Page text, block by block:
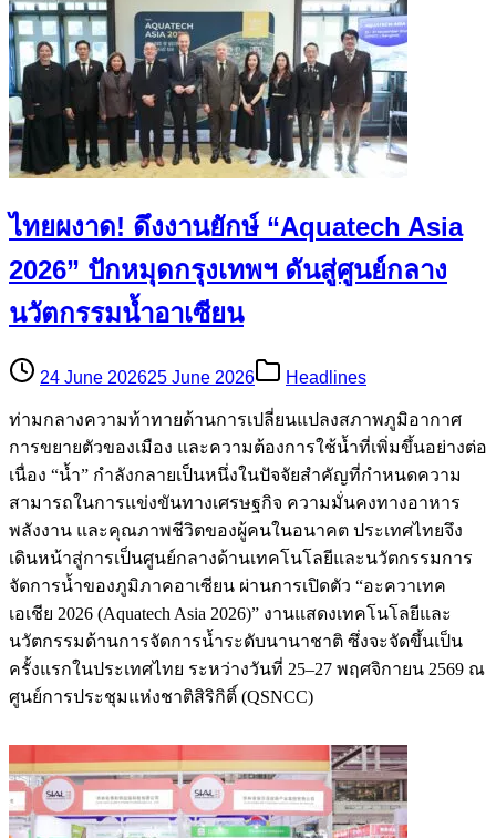
ไทยผงาด! ดึงงานยักษ์ “Aquatech Asia
2026” ปักหมุดกรุงเทพฯ ดันสู่ศูนย์กลาง
นวัตกรรมน้ำอาเซียน
24 June 202625 June 2026 Headlines
ท่ามกลางความท้าทายด้านการเปลี่ยนแปลงสภาพภูมิอากาศ
การขยายตัวของเมือง และความต้องการใช้น้ำที่เพิ่มขึ้นอย่างต่อ
เนื่อง “น้ำ” กำลังกลายเป็นหนึ่งในปัจจัยสำคัญที่กำหนดความ
สามารถในการแข่งขันทางเศรษฐกิจ ความมั่นคงทางอาหาร
พลังงาน และคุณภาพชีวิตของผู้คนในอนาคต ประเทศไทยจึง
เดินหน้าสู่การเป็นศูนย์กลางด้านเทคโนโลยีและนวัตกรรมการ
จัดการน้ำของภูมิภาคอาเซียน ผ่านการเปิดตัว “อะควาเทค
เอเชีย 2026 (Aquatech Asia 2026)” งานแสดงเทคโนโลยีและ
นวัตกรรมด้านการจัดการน้ำระดับนานาชาติ ซึ่งจะจัดขึ้นเป็น
ครั้งแรกในประเทศไทย ระหว่างวันที่ 25–27 พฤศจิกายน 2569 ณ
ศูนย์การประชุมแห่งชาติสิริกิติ์ (QSNCC)